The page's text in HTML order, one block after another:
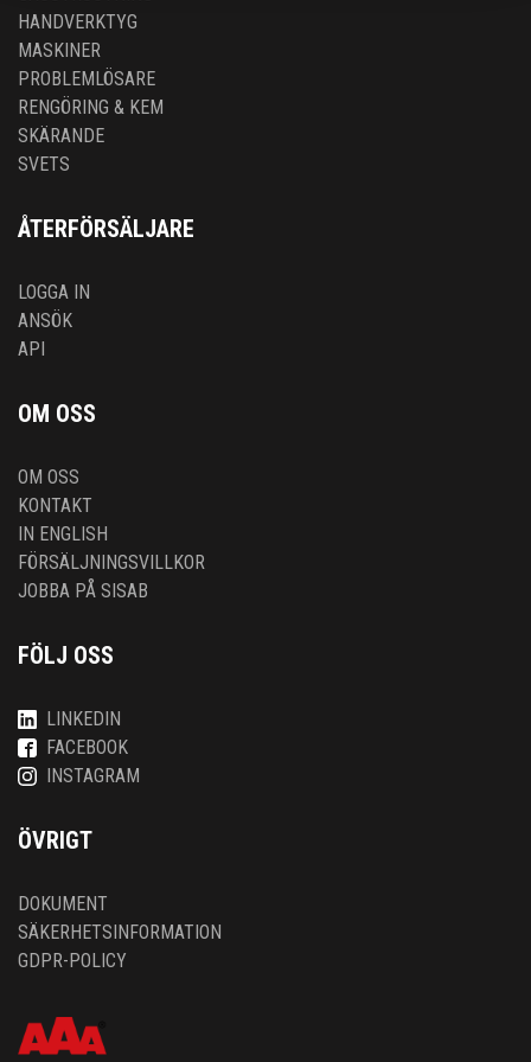
HANDVERKTYG
MASKINER
PROBLEMLÖSARE
RENGÖRING & KEM
SKÄRANDE
SVETS
ÅTERFÖRSÄLJARE
LOGGA IN
ANSÖK
API
OM OSS
OM OSS
KONTAKT
IN ENGLISH
FÖRSÄLJNINGSVILLKOR
JOBBA PÅ SISAB
FÖLJ OSS
LINKEDIN
FACEBOOK
INSTAGRAM
ÖVRIGT
DOKUMENT
SÄKERHETSINFORMATION
GDPR-POLICY